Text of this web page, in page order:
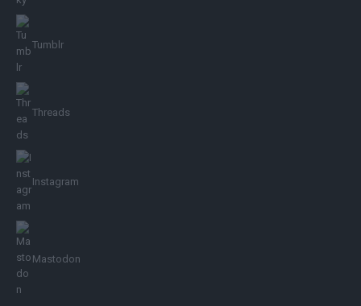
Tumblr
Threads
Instagram
Mastodon